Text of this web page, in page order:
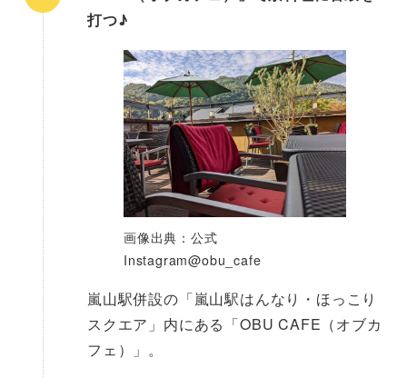
打つ♪
画像出典：公式
Instagram@obu_cafe
嵐山駅併設の「嵐山駅はんなり・ほっこり
スクエア」内にある「OBU CAFE（オブカ
フェ）」。